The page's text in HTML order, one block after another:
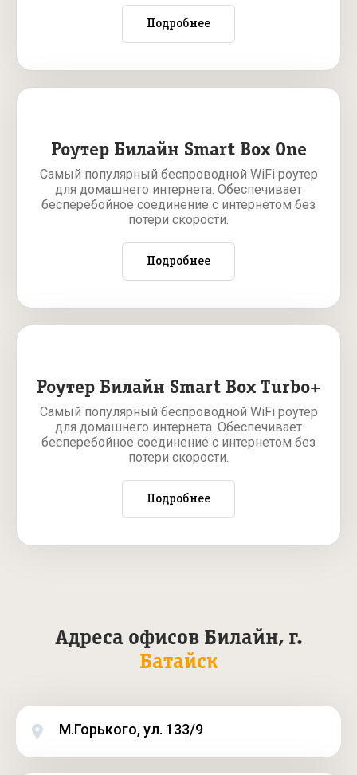
Подробнее
Роутер Билайн Smart Box One
Самый популярный беспроводной WiFi роутер
для домашнего интернета. Обеспечивает
бесперебойное соединение с интернетом без
потери скорости.
Подробнее
Роутер Билайн Smart Box Turbo+
Самый популярный беспроводной WiFi роутер
для домашнего интернета. Обеспечивает
бесперебойное соединение с интернетом без
потери скорости.
Подробнее
Адреса офисов Билайн, г.
Батайск
М.Горького, ул. 133/9